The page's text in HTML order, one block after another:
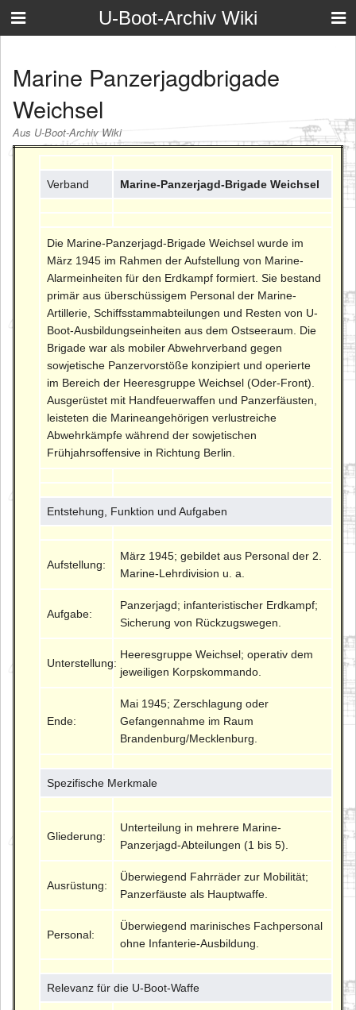
U-Boot-Archiv Wiki
Marine Panzerjagdbrigade
Weichsel
Aus U-Boot-Archiv Wiki
Verband Marine-Panzerjagd-Brigade Weichsel
Die Marine-Panzerjagd-Brigade Weichsel wurde im
März 1945 im Rahmen der Aufstellung von Marine-
Alarmeinheiten für den Erdkampf formiert. Sie bestand
primär aus überschüssigem Personal der Marine-
Artillerie, Schiffsstammabteilungen und Resten von U-
Boot-Ausbildungseinheiten aus dem Ostseeraum. Die
Brigade war als mobiler Abwehrverband gegen
sowjetische Panzervorstöße konzipiert und operierte
im Bereich der Heeresgruppe Weichsel (Oder-Front).
Ausgerüstet mit Handfeuerwaffen und Panzerfäusten,
leisteten die Marineangehörigen verlustreiche
Abwehrkämpfe während der sowjetischen
Frühjahrsoffensive in Richtung Berlin.
Entstehung, Funktion und Aufgaben
Aufstellung:
März 1945; gebildet aus Personal der 2.
Marine-Lehrdivision u. a.
Aufgabe:
Panzerjagd; infanteristischer Erdkampf;
Sicherung von Rückzugswegen.
Unterstellung:
Heeresgruppe Weichsel; operativ dem
jeweiligen Korpskommando.
Ende:
Mai 1945; Zerschlagung oder
Gefangennahme im Raum
Brandenburg/Mecklenburg.
Spezifische Merkmale
Gliederung:
Unterteilung in mehrere Marine-
Panzerjagd-Abteilungen (1 bis 5).
Ausrüstung:
Überwiegend Fahrräder zur Mobilität;
Panzerfäuste als Hauptwaffe.
Personal:
Überwiegend marinisches Fachpersonal
ohne Infanterie-Ausbildung.
Relevanz für die U-Boot-Waffe